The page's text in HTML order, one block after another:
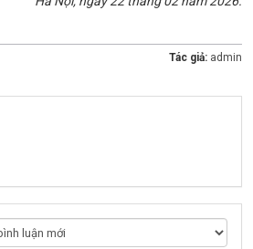
Tác giả: admin